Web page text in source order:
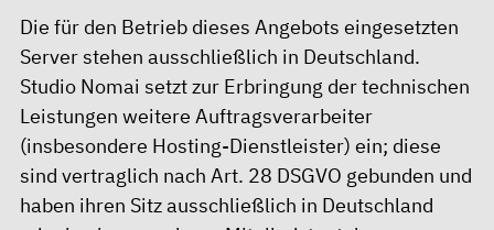
Die für den Betrieb dieses Angebots eingesetzten
Server stehen ausschließlich in Deutschland.
Studio Nomai setzt zur Erbringung der technischen
Leistungen weitere Auftragsverarbeiter
(insbesondere Hosting-Dienstleister) ein; diese
sind vertraglich nach Art. 28 DSGVO gebunden und
haben ihren Sitz ausschließlich in Deutschland